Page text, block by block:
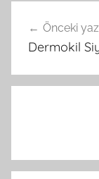
Önceki
Dermokil